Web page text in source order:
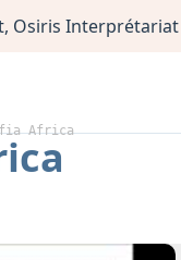
Osiris
Africa